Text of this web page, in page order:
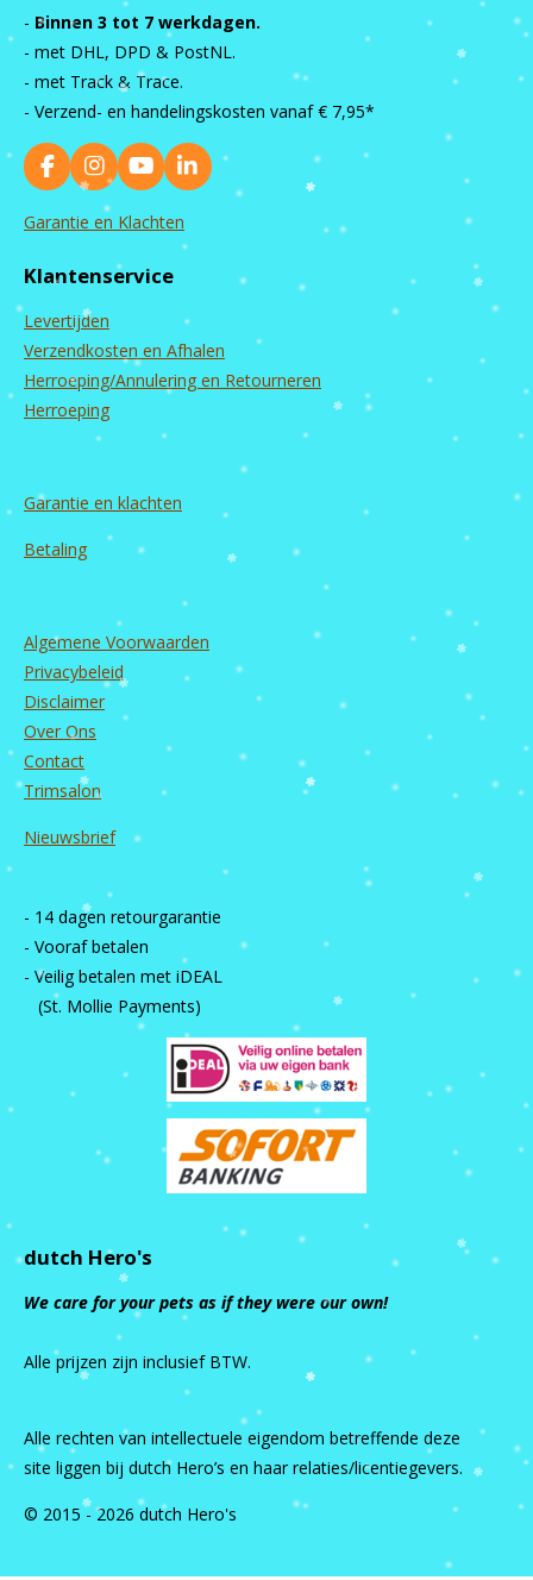
- Binnen 3 tot 7 werkdagen.
- met DHL, DPD & PostNL.
- met Track & Trace.
- Verzend- en handelingskosten vanaf € 7,95*
F
a
c
o
k
I
n
s
g
a
m
Y
o
u
b
L
i
k
n
Garantie en Klachten
Klantenservice
Levertijden
Verzendkosten en Afhalen
Herroeping/Annulering en Retourneren
Herroeping
Garantie en klachten
Betaling
Algemene Voorwaarden
Privacybeleid
Disclaimer
Over Ons
Contact
Trimsalon
Nieuwsbrief
- 14 dagen retourgarantie
- Vooraf betalen
- Veilig betalen met iDEAL
(St. Mollie Payments)
dutch Hero's
We care for your pets as if they were our own!
Alle prijzen zijn inclusief BTW.
Alle rechten van intellectuele eigendom betreffende deze
site liggen bij dutch Hero’s en haar relaties/licentiegevers.
© 2015 - 2026 dutch Hero's